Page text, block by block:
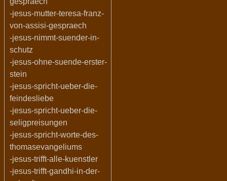
-jesus-mutter-teresa-franz-
von-assisi-gespraech
-jesus-nimmt-suender-in-
schutz
-jesus-ohne-suende-erster-
stein
-jesus-spricht-ueber-die-
feindesliebe
-jesus-spricht-ueber-die-
seligpreisungen
-jesus-spricht-worte-des-
thomasevangeliums
-jesus-trifft-alle-kuenstler
-jesus-trifft-gandhi-in-der-